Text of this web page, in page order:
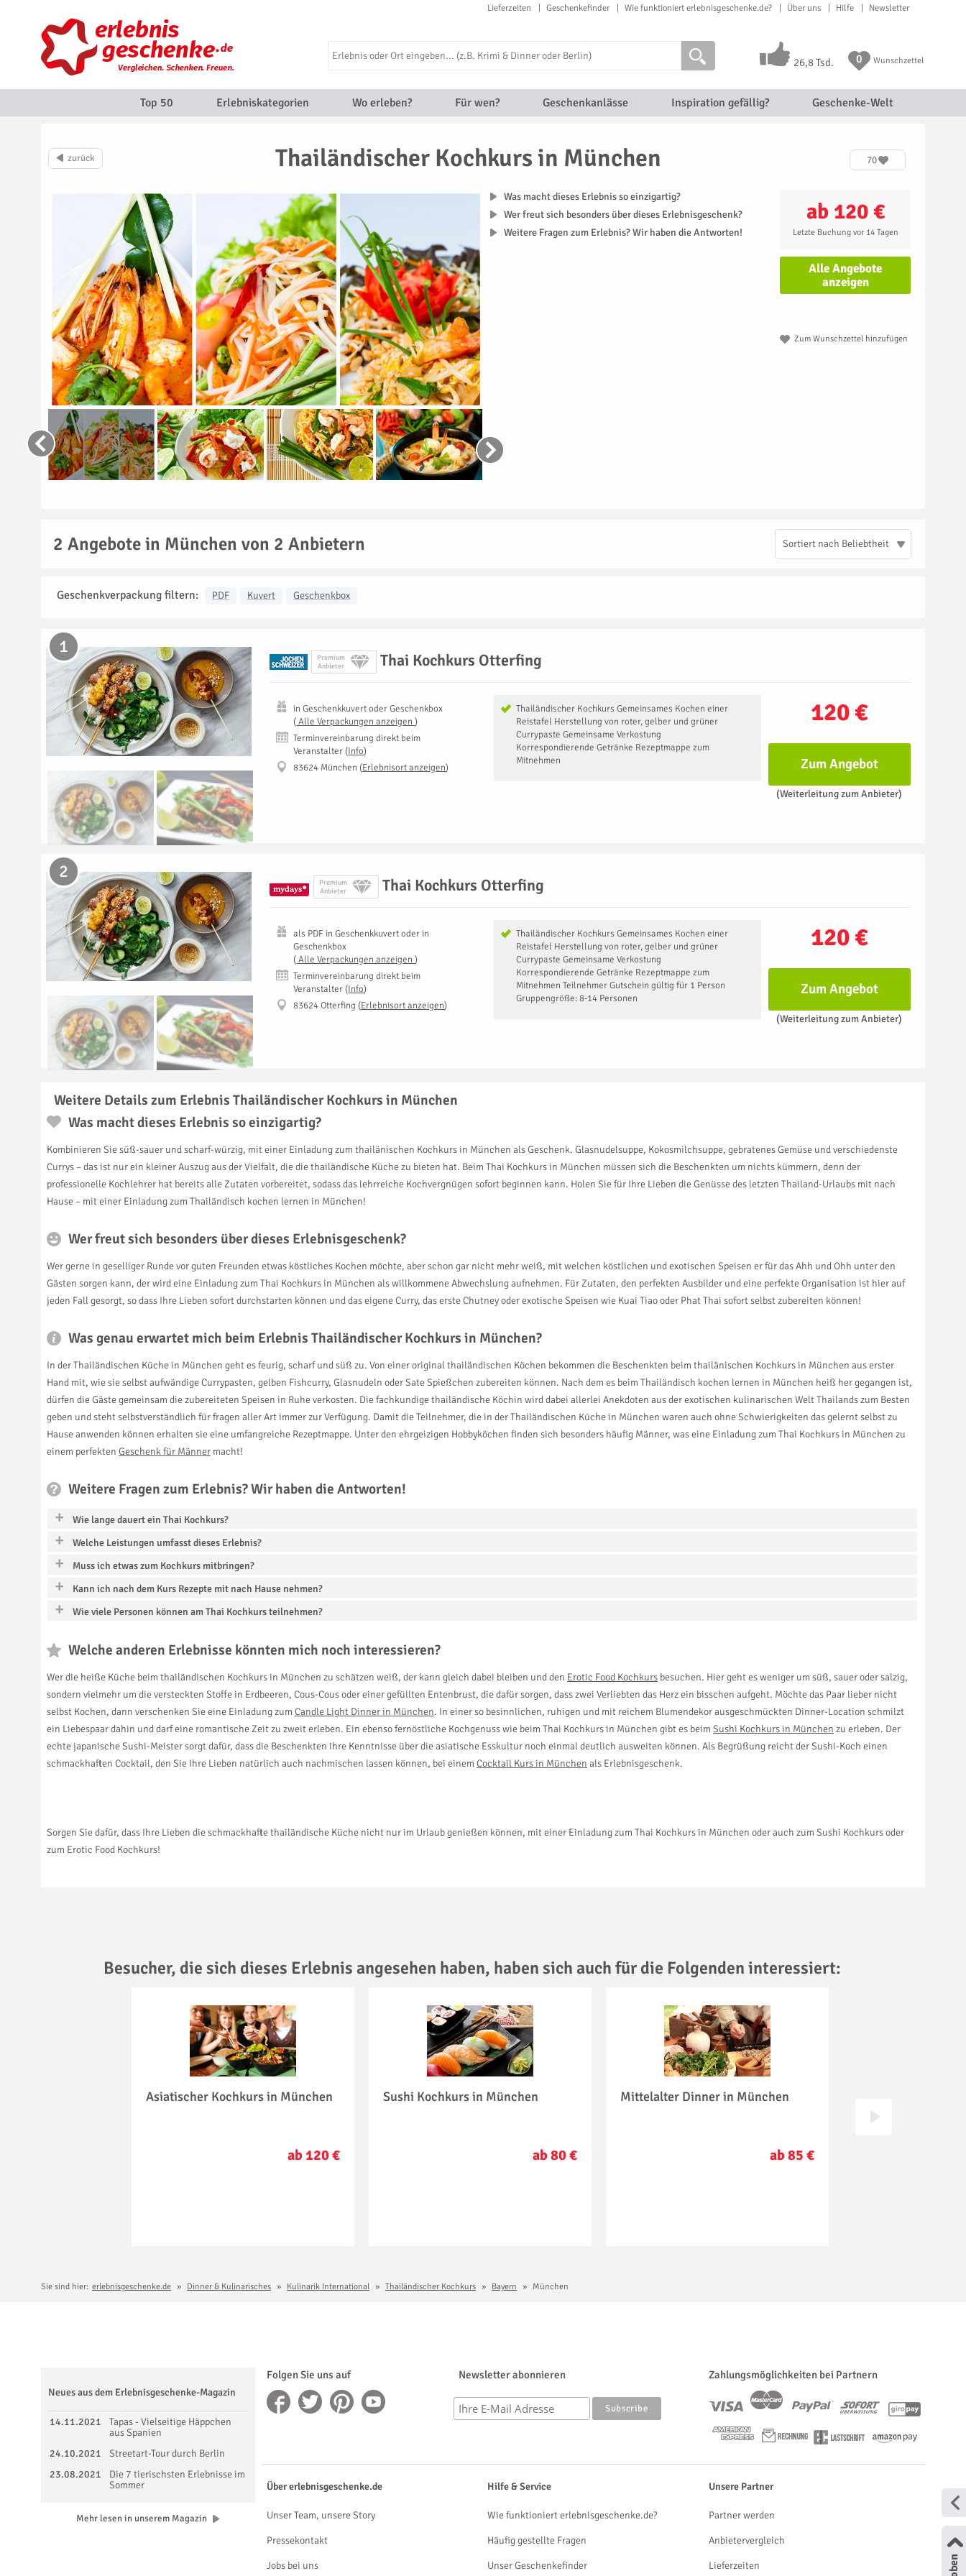
Lieferzeiten Geschenkefinder Wie funktioniert erlebnisgeschenke.de? Über uns Hilfe Newsletter
26,8 Tsd. 0 Wunschzettel
Top 50 Erlebniskategorien Wo erleben? Für wen? Geschenkanlässe Inspiration gefällig? Geschenke-Welt
Thailändischer Kochkurs in München 70
ab 120 €
Letzte Buchung vor 14 Tagen
Alle Angebote
anzeigen
Zum Wunschzettel hinzufügen
Was macht dieses Erlebnis so einzigartig?
Wer freut sich besonders über dieses Erlebnisgeschenk?
Weitere Fragen zum Erlebnis? Wir haben die Antworten!
2 Angebote in München von 2 Anbietern Sortiert nach Beliebtheit
Geschenkverpackung filtern: PDF Kuvert Geschenkbox
Premium
Anbieter
Thai Kochkurs Otterfing
1
120 €
Thailändischer Kochkurs Gemeinsames Kochen einer
Reistafel Herstellung von roter, gelber und grüner
Currypaste Gemeinsame Verkostung
Korrespondierende Getränke Rezeptmappe zum
Mitnehmen
inGeschenkkuvert oder Geschenkbox
( Alle Verpackungen anzeigen )
Terminvereinbarung direkt beim
Veranstalter (Info)
83624 München (Erlebnisort anzeigen) Zum Angebot
(Weiterleitung zum Anbieter)
Premium
Anbieter
Thai Kochkurs Otterfing
2
120 €
Thailändischer Kochkurs Gemeinsames Kochen einer
Reistafel Herstellung von roter, gelber und grüner
Currypaste Gemeinsame Verkostung
Korrespondierende Getränke Rezeptmappe zum
Mitnehmen Teilnehmer Gutschein gültig für 1 Person
Gruppengröße: 8-14 Personen
als PDFinGeschenkkuvert oder in
Geschenkbox
( Alle Verpackungen anzeigen )
Terminvereinbarung direkt beim
Veranstalter (Info)
83624 Otterfing (Erlebnisort anzeigen)
Zum Angebot
(Weiterleitung zum Anbieter)
Weitere Details zum Erlebnis Thailändischer Kochkurs in München
Was macht dieses Erlebnis so einzigartig?
Kombinieren Sie süß-sauer und scharf-würzig, mit einer Einladung zum thailänischen Kochkurs in München als Geschenk. Glasnudelsuppe, Kokosmilchsuppe, gebratenes Gemüse und verschiedenste
Currys – das ist nur ein kleiner Auszug aus der Vielfalt, die die thailändische Küche zu bieten hat. Beim Thai Kochkurs in München müssen sich die Beschenkten um nichts kümmern, denn der
professionelle Kochlehrer hat bereits alle Zutaten vorbereitet, sodass das lehrreiche Kochvergnügen sofort beginnen kann. Holen Sie für Ihre Lieben die Genüsse des letzten Thailand-Urlaubs mit nach
Hause – mit einer Einladung zum Thailändisch kochen lernen in München!
Wer freut sich besonders über dieses Erlebnisgeschenk?
Wer gerne in geselliger Runde vor guten Freunden etwas köstliches Kochen möchte, aber schon gar nicht mehr weiß, mit welchen köstlichen und exotischen Speisen er für das Ahh und Ohh unter den
Gästen sorgen kann, der wird eine Einladung zum Thai Kochkurs in München als willkommene Abwechslung aufnehmen. Für Zutaten, den perfekten Ausbilder und eine perfekte Organisation ist hier auf
jeden Fall gesorgt, so dass Ihre Lieben sofort durchstarten können und das eigene Curry, das erste Chutney oder exotische Speisen wie Kuai Tiao oder Phat Thai sofort selbst zubereiten können!
Was genau erwartet mich beim Erlebnis Thailändischer Kochkurs in München?
In der Thailändischen Küche in München geht es feurig, scharf und süß zu. Von einer original thailändischen Köchen bekommen die Beschenkten beim thailänischen Kochkurs in München aus erster
Hand mit, wie sie selbst aufwändige Currypasten, gelben Fishcurry, Glasnudeln oder Sate Spießchen zubereiten können. Nach dem es beim Thailändisch kochen lernen in München heiß her gegangen ist,
dürfen die Gäste gemeinsam die zubereiteten Speisen in Ruhe verkosten. Die fachkundige thailändische Köchin wird dabei allerlei Anekdoten aus der exotischen kulinarischen Welt Thailands zum Besten
geben und steht selbstverständlich für fragen aller Art immer zur Verfügung. Damit die Teilnehmer, die in der Thailändischen Küche in München waren auch ohne Schwierigkeiten das gelernt selbst zu
Hause anwenden können erhalten sie eine umfangreiche Rezeptmappe. Unter den ehrgeizigen Hobbyköchen finden sich besonders häufig Männer, was eine Einladung zum Thai Kochkurs in München zu
einem perfekten Geschenk für Männer macht!
Weitere Fragen zum Erlebnis? Wir haben die Antworten!
Wie lange dauert ein Thai Kochkurs?
Welche Leistungen umfasst dieses Erlebnis?
Muss ich etwas zum Kochkurs mitbringen?
Kann ich nach dem Kurs Rezepte mit nach Hause nehmen?
Wie viele Personen können am Thai Kochkurs teilnehmen?
Welche anderen Erlebnisse könnten mich noch interessieren?
Wer die heiße Küche beim thailändischen Kochkurs in München zu schätzen weiß, der kann gleich dabei bleiben und den Erotic Food Kochkurs besuchen. Hier geht es weniger um süß, sauer oder salzig,
sondern vielmehr um die versteckten Stoffe in Erdbeeren, Cous-Cous oder einer gefüllten Entenbrust, die dafür sorgen, dass zwei Verliebten das Herz ein bisschen aufgeht. Möchte das Paar lieber nicht
selbst Kochen, dann verschenken Sie eine Einladung zum Candle Light Dinner in München. In einer so besinnlichen, ruhigen und mit reichem Blumendekor ausgeschmückten Dinner-Location schmilzt
ein Liebespaar dahin und darf eine romantische Zeit zu zweit erleben. Ein ebenso fernöstliche Kochgenuss wie beim Thai Kochkurs in München gibt es beim Sushi Kochkurs in München zu erleben. Der
echte japanische Sushi-Meister sorgt dafür, dass die Beschenkten ihre Kenntnisse über die asiatische Esskultur noch einmal deutlich ausweiten können. Als Begrüßung reicht der Sushi-Koch einen
schmackhaften Cocktail, den Sie Ihre Lieben natürlich auch nachmischen lassen können, bei einem Cocktail Kurs in München als Erlebnisgeschenk.
Sorgen Sie dafür, dass Ihre Lieben die schmackhafte thailändische Küche nicht nur im Urlaub genießen können, mit einer Einladung zum Thai Kochkurs in München oder auch zum Sushi Kochkurs oder
zum Erotic Food Kochkurs!
Besucher, die sich dieses Erlebnis angesehen haben, haben sich auch für die Folgenden interessiert:
Asiatischer Kochkurs in München
ab 120 €
Sushi Kochkurs in München
ab 80 €
Mittelalter Dinner in München
ab 85 €
München
Sie sind hier: erlebnisgeschenke.de Dinner & Kulinarisches Kulinarik International Thailändischer Kochkurs Bayern München
Folgen Sie uns auf Newsletter abonnieren Zahlungsmöglichkeiten bei Partnern
Neues aus dem Erlebnisgeschenke-Magazin
14.11.2021
Tapas - Vielseitige Häppchen
aus Spanien
24.10.2021
Streetart-Tour durch Berlin
23.08.2021
Die 7 tierischsten Erlebnisse im
Sommer
Mehr lesen in unserem Magazin
Über erlebnisgeschenke.de
Unser Team, unsere Story
Pressekontakt
Jobs bei uns
Hilfe & Service
Wie funktioniert erlebnisgeschenke.de?
Häufig gestellte Fragen
Unser Geschenkefinder
Unsere Partner
Partner werden
Anbietervergleich
Lieferzeiten